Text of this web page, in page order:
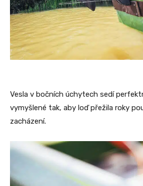
Vesla v bočních úchytech sedí
vymyšlené tak, aby loď přežila roky
zacházení.